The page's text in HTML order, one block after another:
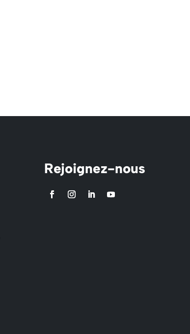
Rejoignez-nous